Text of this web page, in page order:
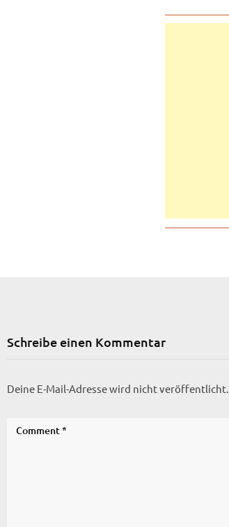
Schreibe einen Kommentar
Deine E-Mail-Adresse wird nicht veröffentlicht.